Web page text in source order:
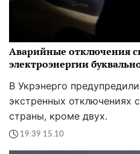
Аварийные отключения
электроэнергии
В Укрэнерго
экстренных отключениях
страны, кроме двух.
19:39 15.10